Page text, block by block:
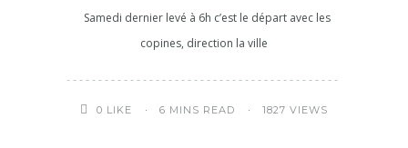
Samedi dernier levé à 6h c’est le départ avec les
copines, direction la ville
0 LIKE 6 MINS READ 1827 VIEWS